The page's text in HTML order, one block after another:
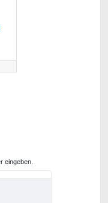
eingeben.